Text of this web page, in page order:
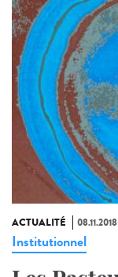
ACTUALITÉ 08.11.2018
Institutionnel